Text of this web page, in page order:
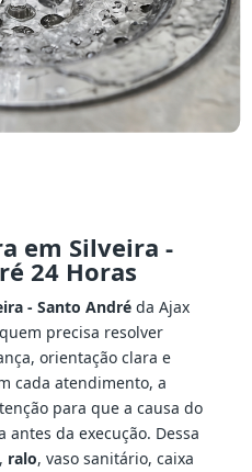
em Silveira -
24 Horas
- Santo Andréda Ajax
precisa resolver
orientação clara e
cada atendimento, a
para que a causa do
da execução. Dessa
ralo, vaso sanitário, caixa